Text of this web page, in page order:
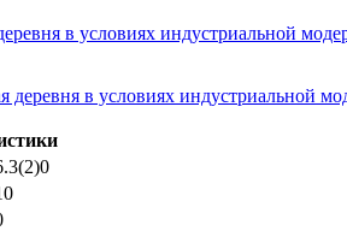
в условиях индустриальной